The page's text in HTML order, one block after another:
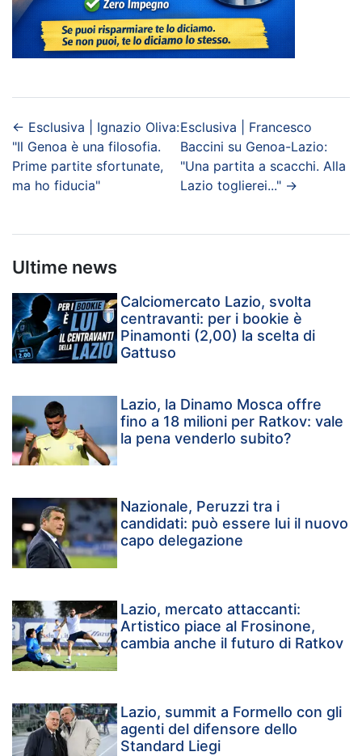
← Esclusiva | Ignazio Oliva:
"Il Genoa è una filosofia.
Prime partite sfortunate,
ma ho fiducia"
Esclusiva | Francesco
Baccini su Genoa-Lazio:
"Una partita a scacchi. Alla
Lazio toglierei..."→
Ultime news
Calciomercato Lazio, svolta
centravanti: per i bookie è
Pinamonti (2,00) la scelta di
Gattuso
Lazio, la Dinamo Mosca offre
fino a 18 milioni per Ratkov: vale
la pena venderlo subito?
Nazionale, Peruzzi tra i
candidati: può essere lui il nuovo
capo delegazione
Lazio, mercato attaccanti:
Artistico piace al Frosinone,
cambia anche il futuro di Ratkov
Lazio, summit a Formello con gli
agenti del difensore dello
Standard Liegi